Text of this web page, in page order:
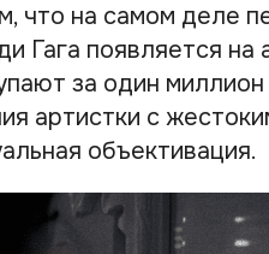
что на самом деле
Гага появляется
за один
артистки с
объективация.